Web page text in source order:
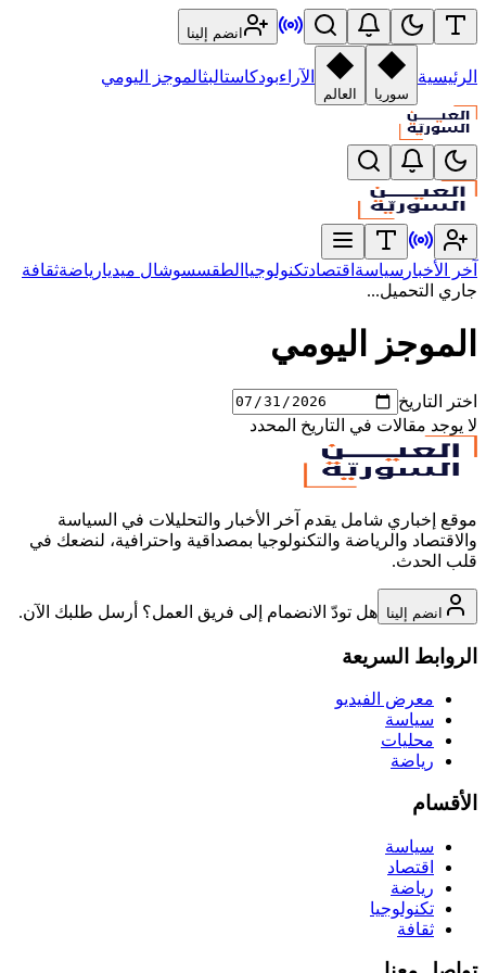
انضم إلينا
الرئيسية
سوريا العالم
الآراءبودكاستالبثالموجز اليومي
آخر الأخبار سياسة اقتصادتكنولوجيا الطقسسوشال ميديارياضةثقافة
جاري التحميل...
الموجز اليومي
اختر التاريخ
لا يوجد مقالات في التاريخ المحدد
موقع إخباري شامل يقدم آخر الأخبار والتحليلات في السياسة
والاقتصاد والرياضة والتكنولوجيا بمصداقية واحترافية، لنضعك في
قلب الحدث.
انضم إلينا هل تودّ الانضمام إلى فريق العمل؟ أرسل طلبك الآن.
الروابط السريعة
معرض الفيديو
سياسة
محليات
رياضة
الأقسام
سياسة
اقتصاد
رياضة
تكنولوجيا
ثقافة